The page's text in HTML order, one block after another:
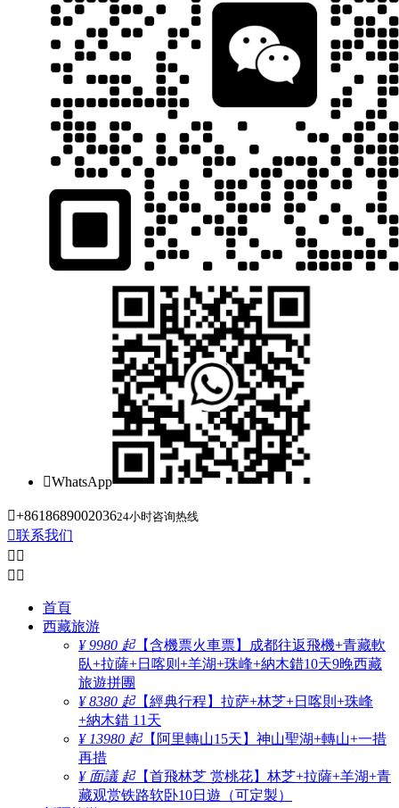
WhatsApp
+861868900203624小时咨询热线
联系我们
 
 
首頁
西藏旅游
¥ 9980 起【含機票火車票】成都往返飛機+青藏軟
臥+拉薩+日喀则+羊湖+珠峰+納木錯10天9晚西藏
旅遊拼團
¥ 8380 起【經典行程】拉萨+林芝+日喀則+珠峰
+納木錯 11天
¥ 13980 起【阿里轉山15天】神山聖湖+轉山+一措
再措
¥ 面議 起【首飛林芝 赏桃花】林芝+拉薩+羊湖+青
藏观赏铁路软卧10日遊（可定製）